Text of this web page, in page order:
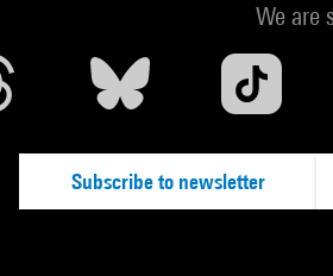
We are
Subscribe to newsletter